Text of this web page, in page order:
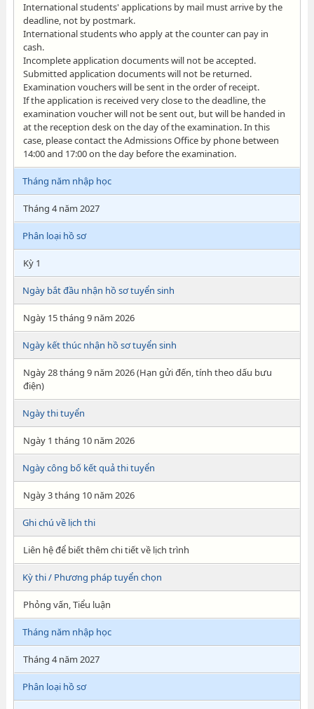
International students' applications by mail must arrive by the
deadline, not by postmark.
International students who apply at the counter can pay in
cash.
Incomplete application documents will not be accepted.
Submitted application documents will not be returned.
Examination vouchers will be sent in the order of receipt.
If the application is received very close to the deadline, the
examination voucher will not be sent out, but will be handed in
at the reception desk on the day of the examination. In this
case, please contact the Admissions Office by phone between
14:00 and 17:00 on the day before the examination.
Tháng năm nhập học
Tháng 4 năm 2027
Phân loại hồ sơ
Kỳ 1
Ngày bắt đầu nhận hồ sơ tuyển sinh
Ngày 15 tháng 9 năm 2026
Ngày kết thúc nhận hồ sơ tuyển sinh
Ngày 28 tháng 9 năm 2026 (Hạn gửi đến, tính theo dấu bưu
điện)
Ngày thi tuyển
Ngày 1 tháng 10 năm 2026
Ngày công bố kết quả thi tuyển
Ngày 3 tháng 10 năm 2026
Ghi chú về lịch thi
Liên hệ để biết thêm chi tiết về lịch trình
Kỳ thi / Phương pháp tuyển chọn
Phỏng vấn, Tiểu luận
Tháng năm nhập học
Tháng 4 năm 2027
Phân loại hồ sơ